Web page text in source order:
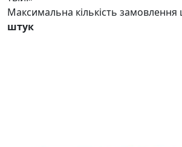
Максимальна кількість замовлення
штук